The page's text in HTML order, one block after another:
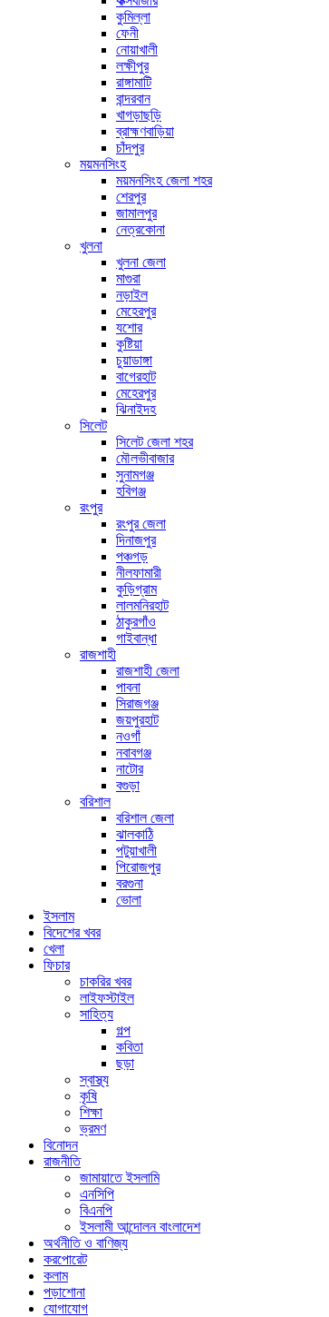
কুমিল্লা
ফেনী
নোয়াখালী
লক্ষীপুর
রাঙ্গামাটি
বান্দরবান
খাগড়াছড়ি
ব্রাহ্মণবাড়িয়া
চাঁদপুর
ময়মনসিংহ
ময়মনসিংহ জেলা শহর
শেরপুর
জামালপুর
নেত্রকোনা
খুলনা
খুলনা জেলা
মাগুরা
নড়াইল
মেহেরপুর
যশোর
কুষ্টিয়া
চুয়াডাঙ্গা
বাগেরহাট
মেহেরপুর
ঝিনাইদহ
সিলেট
সিলেট জেলা শহর
মৌলভীবাজার
সুনামগঞ্জ
হবিগঞ্জ
রংপুর
রংপুর জেলা
দিনাজপুর
পঞ্চগড়
নীলফামারী
কুড়িগ্রাম
লালমনিরহাট
ঠাকুরগাঁও
গাইবান্ধা
রাজশাহী
রাজশাহী জেলা
পাবনা
সিরাজগঞ্জ
জয়পুরহাট
নওগাঁ
নবাবগঞ্জ
নাটোর
বগুড়া
বরিশাল
বরিশাল জেলা
ঝালকাঠি
পটুয়াখালী
পিরোজপুর
বরগুনা
ভোলা
ইসলাম
বিদেশের খবর
খেলা
ফিচার
চাকরির খবর
লাইফস্টাইল
সাহিত্য
গল্প
কবিতা
ছড়া
স্বাস্থ্য
কৃষি
শিক্ষা
ভ্রমণ
বিনোদন
রাজনীতি
জামায়াতে ইসলামি
এনসিপি
বিএনপি
ইসলামী আন্দোলন বাংলাদেশ
অর্থনীতি ও বাণিজ্য
করপোরেট
কলাম
পড়াশোনা
যোগাযোগ